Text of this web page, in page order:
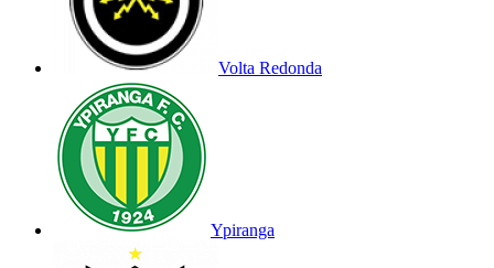
Volta Redonda
Ypiranga